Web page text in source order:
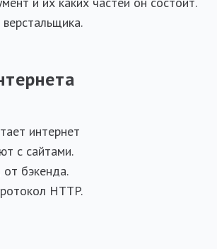
интернет
с сайтами.
бэкенда.
HTTP.